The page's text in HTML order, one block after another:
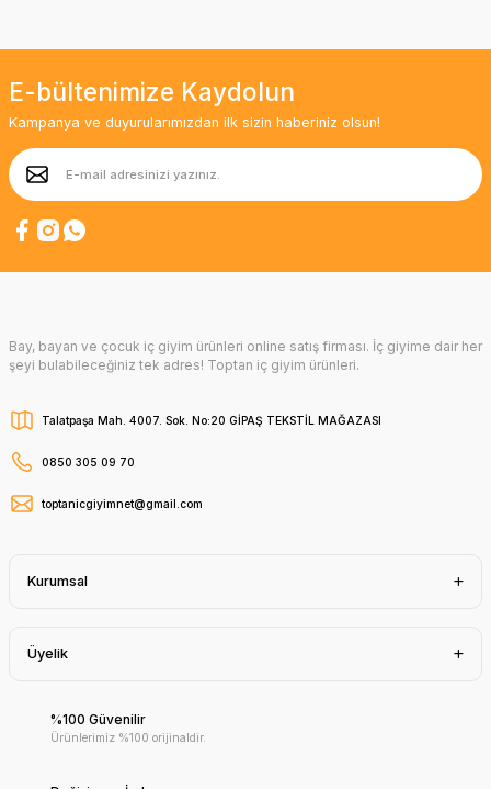
E-bültenimize Kaydolun
Kampanya ve duyurularımızdan ilk sizin haberiniz olsun!
Bay, bayan ve çocuk iç giyim ürünleri online satış firması. İç giyime dair her
şeyi bulabileceğiniz tek adres! Toptan iç giyim ürünleri.
Talatpaşa Mah. 4007. Sok. No:20 GİPAŞ TEKSTİL MAĞAZASI
0850 305 09 70
toptanicgiyimnet@gmail.com
Kurumsal
Üyelik
%100 Güvenilir
Ürünlerimiz %100 orijinaldir.